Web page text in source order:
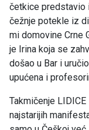
četkice predstavio
čežnje potekle iz
mi domovine Crne
je Irina koja se
došao u Bar i
upućena i
Takmičenje
najstarijih